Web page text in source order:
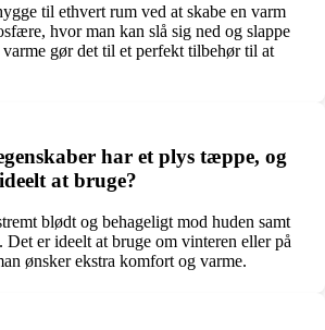
til ethvert rum ved at skabe en varm
hvor man kan slå sig ned og slappe
gør det til et perfekt tilbehør til at
har et plys tæppe, og
at bruge?
blødt og behageligt mod huden samt
Det er ideelt at bruge om vinteren eller på
ønsker ekstra komfort og varme.